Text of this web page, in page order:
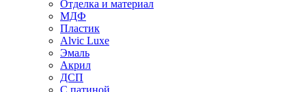
Отделка и материал
МДФ
Пластик
Alvic Luxe
Эмаль
Акрил
ДСП
С патиной